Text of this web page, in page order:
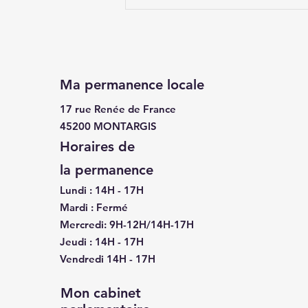
Ma permanence locale
17 rue Renée de France
45200 MONTARGIS
Horaires de
la permanence
Lundi : 14H - 17H
Mardi : Fermé
Mercredi: 9H-12H/14H-17H
Jeudi : 14H - 17H
Vendredi 14H - 17H
Mon cabinet